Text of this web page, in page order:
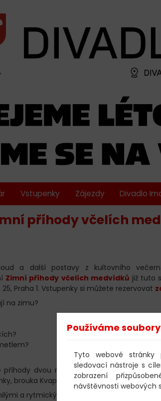
Vstupenky Zájezdy Divadlo
příhody včelích
a další postavy z kultovního
Zimní příhody včelích medvídků již tuto
Praha 1. Vstupenky si můžete rezervovat
na zimu?
příhody dvou malých včelích medvídků-
brouka Kvapníka, lučního koníka, mušky,
a rytmickými písničkami Petra Skoumala
Používáme
Tyto webové stránky
sledovací nástroje s
zobrazení
návštěvnosti webových